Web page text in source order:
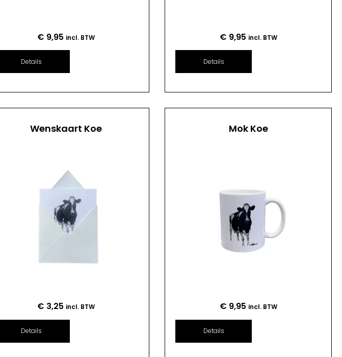
€ 9,95 incl. BTW
Details
€ 9,95 incl. BTW
Details
Wenskaart Koe
€ 3,25 incl. BTW
Details
Mok Koe
€ 9,95 incl. BTW
Details